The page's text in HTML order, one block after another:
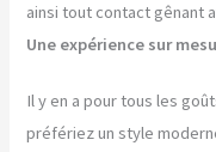
ainsi tout contact gênant
Une expérience sur
Il y en a pour tous les
préfériez un style